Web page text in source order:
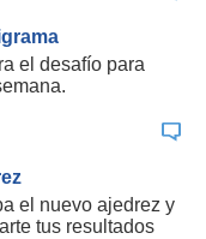
el desafío para
el nuevo ajedrez y
tus resultados